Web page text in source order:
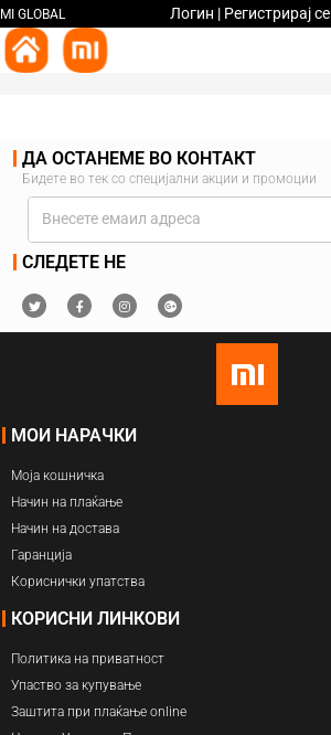
MI GLOBAL Логин | Регистрирај се
ДА ОСТАНЕМЕ ВО КОНТАКТ
Бидете во тек со специјални акции и промоции
СЛЕДЕТЕ НЕ
МОИ НАРАЧКИ
Моја кошничка
Начин на плаќање
Начин на достава
Гаранција
Кориснички упатства
КОРИСНИ ЛИНКОВИ
Политика на приватност
Упаство за купување
Заштита при плаќање online